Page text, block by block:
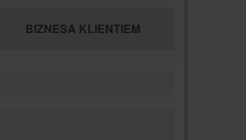
BIZNESA KLIENTIEM